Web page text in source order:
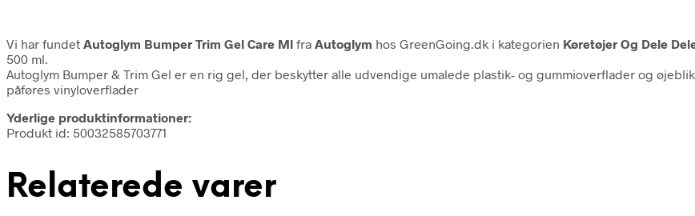
Vi har fundet Autoglym Bumper Trim Gel Care Ml fra Autoglym hos GreenGoing.dk i kategorien Køretøjer Og Dele
500 ml.
Autoglym Bumper & Trim Gel er en rig gel, der beskytter alle udvendige umalede plastik- og gummioverflader og
påføres vinyloverflader
Yderlige produktinformationer:
Produkt id: 50032585703771
Relaterede varer